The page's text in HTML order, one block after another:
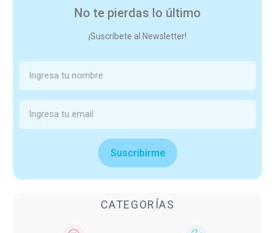
No te pierdas lo último
¡Suscríbete al Newsletter!
Suscribirme
CATEGORÍAS